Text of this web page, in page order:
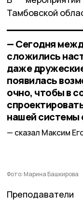
Тамбовской
— Сегодня
сложились
даже
появилась
очно, чтобы в
нашей системы
сказал Максим
Фото: Марина Башкирова